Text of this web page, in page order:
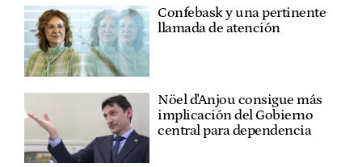
Confebask y una pertinente
llamada de atención
Nöel d'Anjou consigue más
implicación del Gobierno
central para dependencia